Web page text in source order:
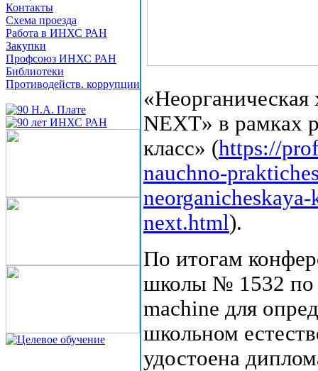
Контакты
Схема проезда
Работа в ИНХС РАН
Закупки
Профсоюз ИНХС РАН
Библиотеки
Противодейств. коррупции
NEXT» в рамках
класс» (https://
nauchno-
next.html).
По итогам
школы № 1532 по
machine для
школьном
удостоена